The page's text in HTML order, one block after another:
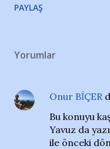
PAYLAŞ
Yorumlar
Onur BİÇER
Bu konuyu
Yavuz da
ile önceki